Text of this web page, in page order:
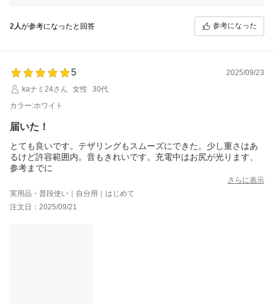
いたします！
2人が参考になったと回答 参考になった
5
2025/09/23
kaナミ24さん
女性
30代
カラー:ホワイト
届いた！
とても良いです。テザリングもスムーズにできた。少し重さはあ
るけど許容範囲内。音もきれいです。充電中はお尻が光ります、
参考までに
さらに表示
実用品・普段使い｜自分用｜はじめて
注文日：2025/09/21